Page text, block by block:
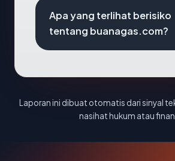
Apa yang terlihat berisiko
tentang buanagas.com?
Laporan ini dibuat otomatis dari sinyal
nasihat hukum atau